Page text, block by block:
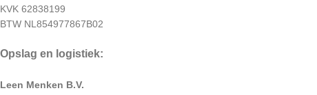
KVK 62838199
BTW NL854977867B02
Opslag en logistiek:
Leen Menken B.V.